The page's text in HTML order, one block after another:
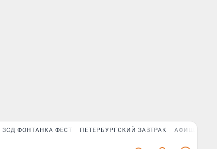
ЗСД ФОНТАНКА ФЕСТ ПЕТЕРБУРГСКИЙ ЗАВТРАК АФИША PLUS